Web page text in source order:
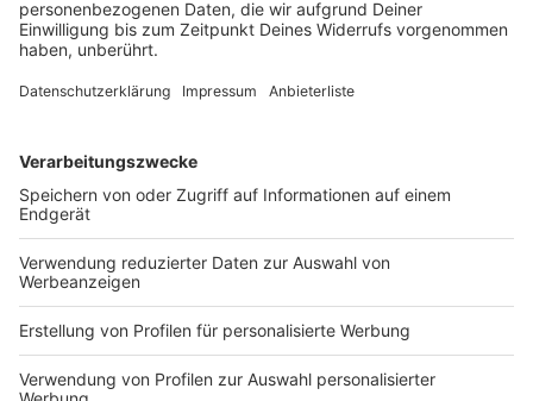
Spiel
laufen die Ermittlungen auf Hochtouren. Noch ist
Drohne entdeckte, hatte großes Glück.
DEINE GEMERKTEN ARTIKEL
Du hast dir noch keine Artikel gemerkt